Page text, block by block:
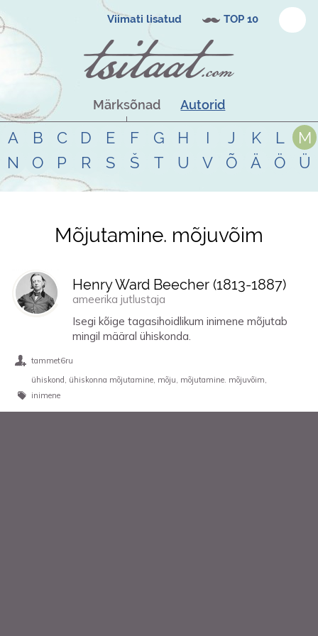
Viimati lisatud TOP 10
Märksõnad Autorid
A B C D E F G H I J K L
M
N
O P R S Š T U V Õ Ä Ö Ü
Tsitaadid teemal mõjutamine.
Mõjutamine. mõjuvõim
Henry Ward Beecher (1813-1887)
ameerika jutlustaja
Isegi kõige tagasihoidlikum inimene mõjutab
mingil määral ühiskonda.
tammet6ru
ühiskond ühiskonna mõjutamine mõju mõjutamine. mõjuvõim
inimene